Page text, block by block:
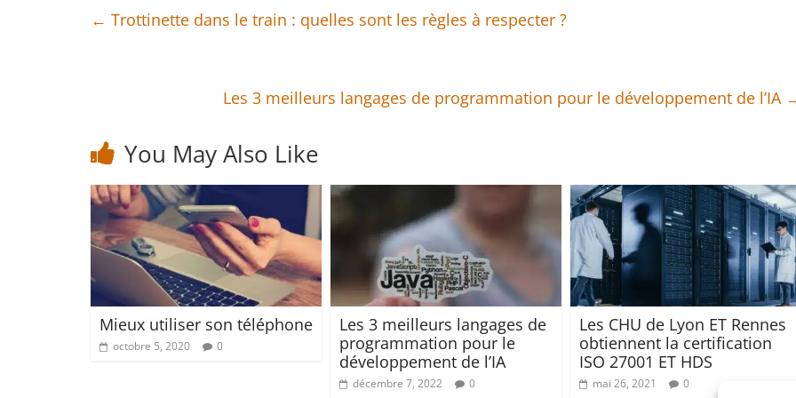
← Trottinette dans le train : quelles sont les règles à respecter ?
Les 3 meilleurs langages de programmation pour le développement de l’IA
You May Also Like
Mieux utiliser son téléphone
octobre 5, 2020 0
Les 3 meilleurs langages de
programmation pour le
développement de l’IA
décembre 7, 2022 0
Les CHU de Lyon ET Rennes
obtiennent la certification
ISO 27001 ET HDS
mai 26, 2021 0